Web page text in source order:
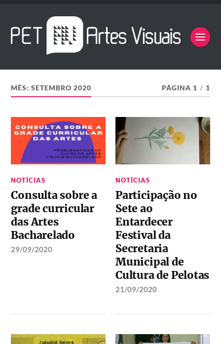
MÊS:SETEMBRO 2020 PÁGINA 1 / 1
NOTÍCIAS
Consulta sobre a
grade curricular
das Artes
Bacharelado
29/09/2020
NOTÍCIAS
Participação no
Sete ao
Entardecer
Festival da
Secretaria
Municipal de
Cultura de Pelotas
21/09/2020